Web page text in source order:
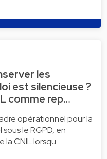
les
est silencieuse ?
comme rep…
opérationnel pour la
le RGPD, en
la CNIL lorsqu…